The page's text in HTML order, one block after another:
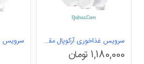
سرویس غذاخوری آرکوپال مقصود 25 پارچه داماس طرح رامیلا صورتی متالیک
1,180,000 تومان